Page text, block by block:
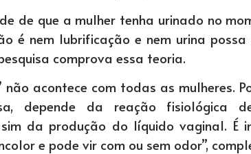
de que a mulher tenha urinado no
é nem lubrificação e nem urina
comprova essa teoria.
não acontece com todas as mulheres.
depende da reação fisiológica
da produção do líquido vaginal. É
e pode vir com ou sem odor”,